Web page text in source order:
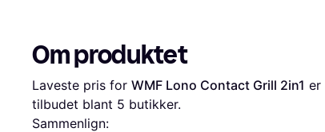
Om produktet
Laveste pris for WMF Lono Contact Grill 2in1 er
tilbudet blant 5 butikker.
Sammenlign: